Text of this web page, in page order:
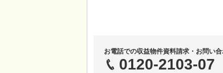
お電話での収益物件資料請求・お問い
0120-2103-07